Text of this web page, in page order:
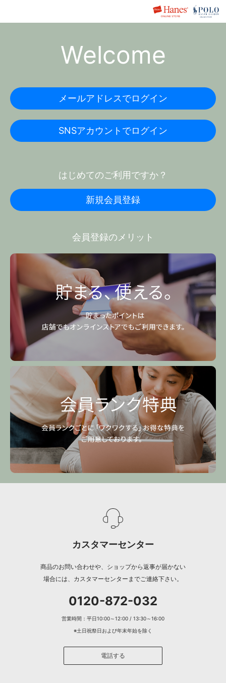
Welcome
メールアドレスでログイン
SNSアカウントでログイン
はじめてのご利用ですか？
新規会員登録
会員登録のメリット
カスタマーセンター
商品のお問い合わせや、ショップから返事が届かない
場合には、カスタマーセンターまでご連絡下さい。
0120-872-032
営業時間：平日10:00～12:00 / 13:30～16:00
※土日祝祭日および年末年始を除く
電話する